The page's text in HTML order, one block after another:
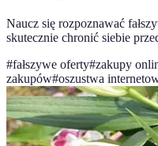
Naucz się rozpoznawać
skutecznie chronić siebie
#fałszywe oferty#zakupy
zakupów#oszustwa